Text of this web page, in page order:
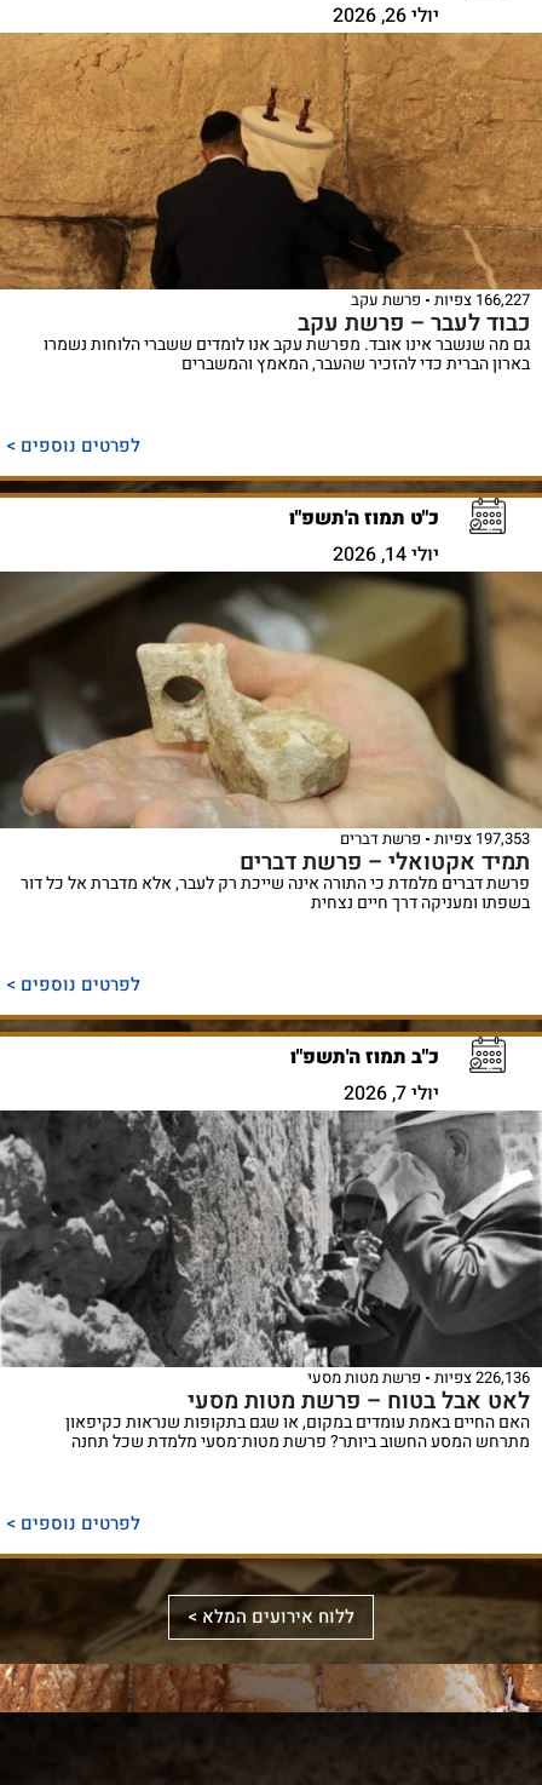
יולי 26, 2026
166,227 צפיות פרשת עקב
כבוד לעבר – פרשת עקב
גם מה שנשבר אינו אובד. מפרשת עקב אנו לומדים ששברי הלוחות נשמרו
בארון הברית כדי להזכיר שהעבר, המאמץ והמשברים
לפרטים נוספים >
כ"ט תמוז ה'תשפ"ו
יולי 14, 2026
197,353 צפיות פרשת דברים
תמיד אקטואלי – פרשת דברים
פרשת דברים מלמדת כי התורה אינה שייכת רק לעבר, אלא מדברת אל כל דור
בשפתו ומעניקה דרך חיים נצחית
לפרטים נוספים >
כ"ב תמוז ה'תשפ"ו
יולי 7, 2026
226,136 צפיות פרשת מטות מסעי
לאט אבל בטוח – פרשת מטות מסעי
האם החיים באמת עומדים במקום, או שגם בתקופות שנראות כקיפאון
מתרחש המסע החשוב ביותר? פרשת מטות־מסעי מלמדת שכל תחנה
לפרטים נוספים >
ללוח אירועים המלא >
לראשונה,
הדינים
והמנהגים
באמצעות
תמונות
וציורים
ספר
אלבומי
מפואר
המשחזר
את